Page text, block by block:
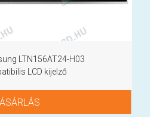
LTN156AT24-H03
LCD kijelző